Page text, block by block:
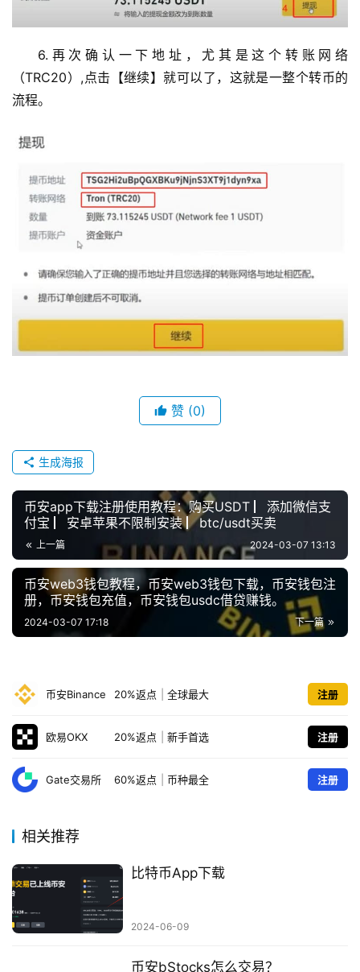
6.再次确认一下地址，尤其是这个转账网络
（TRC20）,点击【继续】就可以了，这就是一整个转币的
流程。
赞 (0)
生成海报
币安app下载注册使用教程：购买USDT ▏添加微信支
付宝 ▏安卓苹果不限制安装 ▏btc/usdt买卖
上一篇 2024-03-07 13:13
币安web3钱包教程，币安web3钱包下载，币安钱包注
册，币安钱包充值，币安钱包usdc借贷赚钱。
下一篇
2024-03-07 17:18
币安Binance 20%返点 全球最大 注册
欧易OKX 20%返点 新手首选 注册
Gate交易所 60%返点 币种最全 注册
相关推荐
比特币App下载
2024-06-09
币安bStocks怎么交易？